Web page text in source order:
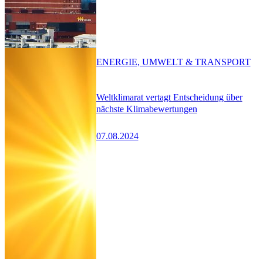
Weltklimarat vertagt Entscheidung über
nächste Klimabewertungen
07.08.2024
ENERGIE, UMWELT & TRANSPORT